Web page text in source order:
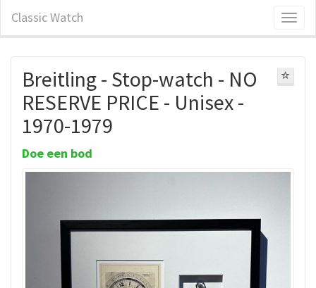
Classic Watch
Breitling - Stop-watch - NO
RESERVE PRICE - Unisex -
1970-1979
Doe een bod